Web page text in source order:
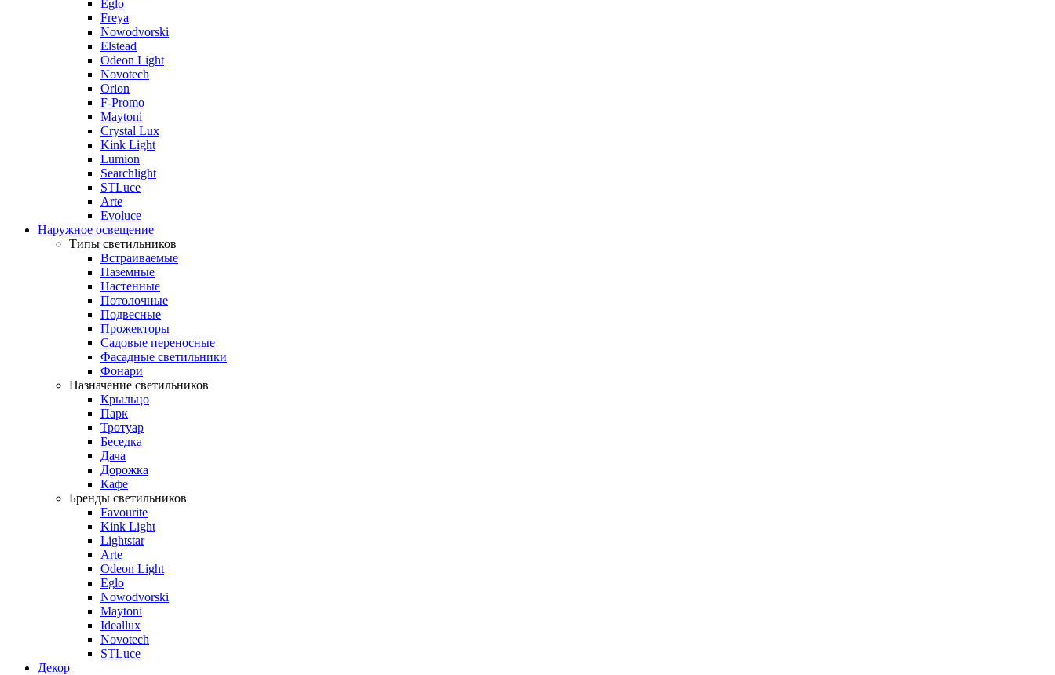
Eglo
Freya
Nowodvorski
Elstead
Odeon Light
Novotech
Orion
F-Promo
Maytoni
Crystal Lux
Kink Light
Lumion
Searchlight
STLuce
Arte
Evoluce
Наружное освещение
Типы светильников
Встраиваемые
Наземные
Настенные
Потолочные
Подвесные
Прожекторы
Садовые переносные
Фасадные светильники
Фонари
Назначение светильников
Крыльцо
Парк
Тротуар
Беседка
Дача
Дорожка
Кафе
Бренды светильников
Favourite
Kink Light
Lightstar
Arte
Odeon Light
Eglo
Nowodvorski
Maytoni
Ideallux
Novotech
STLuce
Декор